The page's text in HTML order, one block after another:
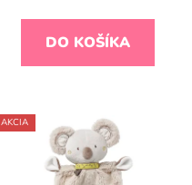
DO KOŠÍKA
AKCIA